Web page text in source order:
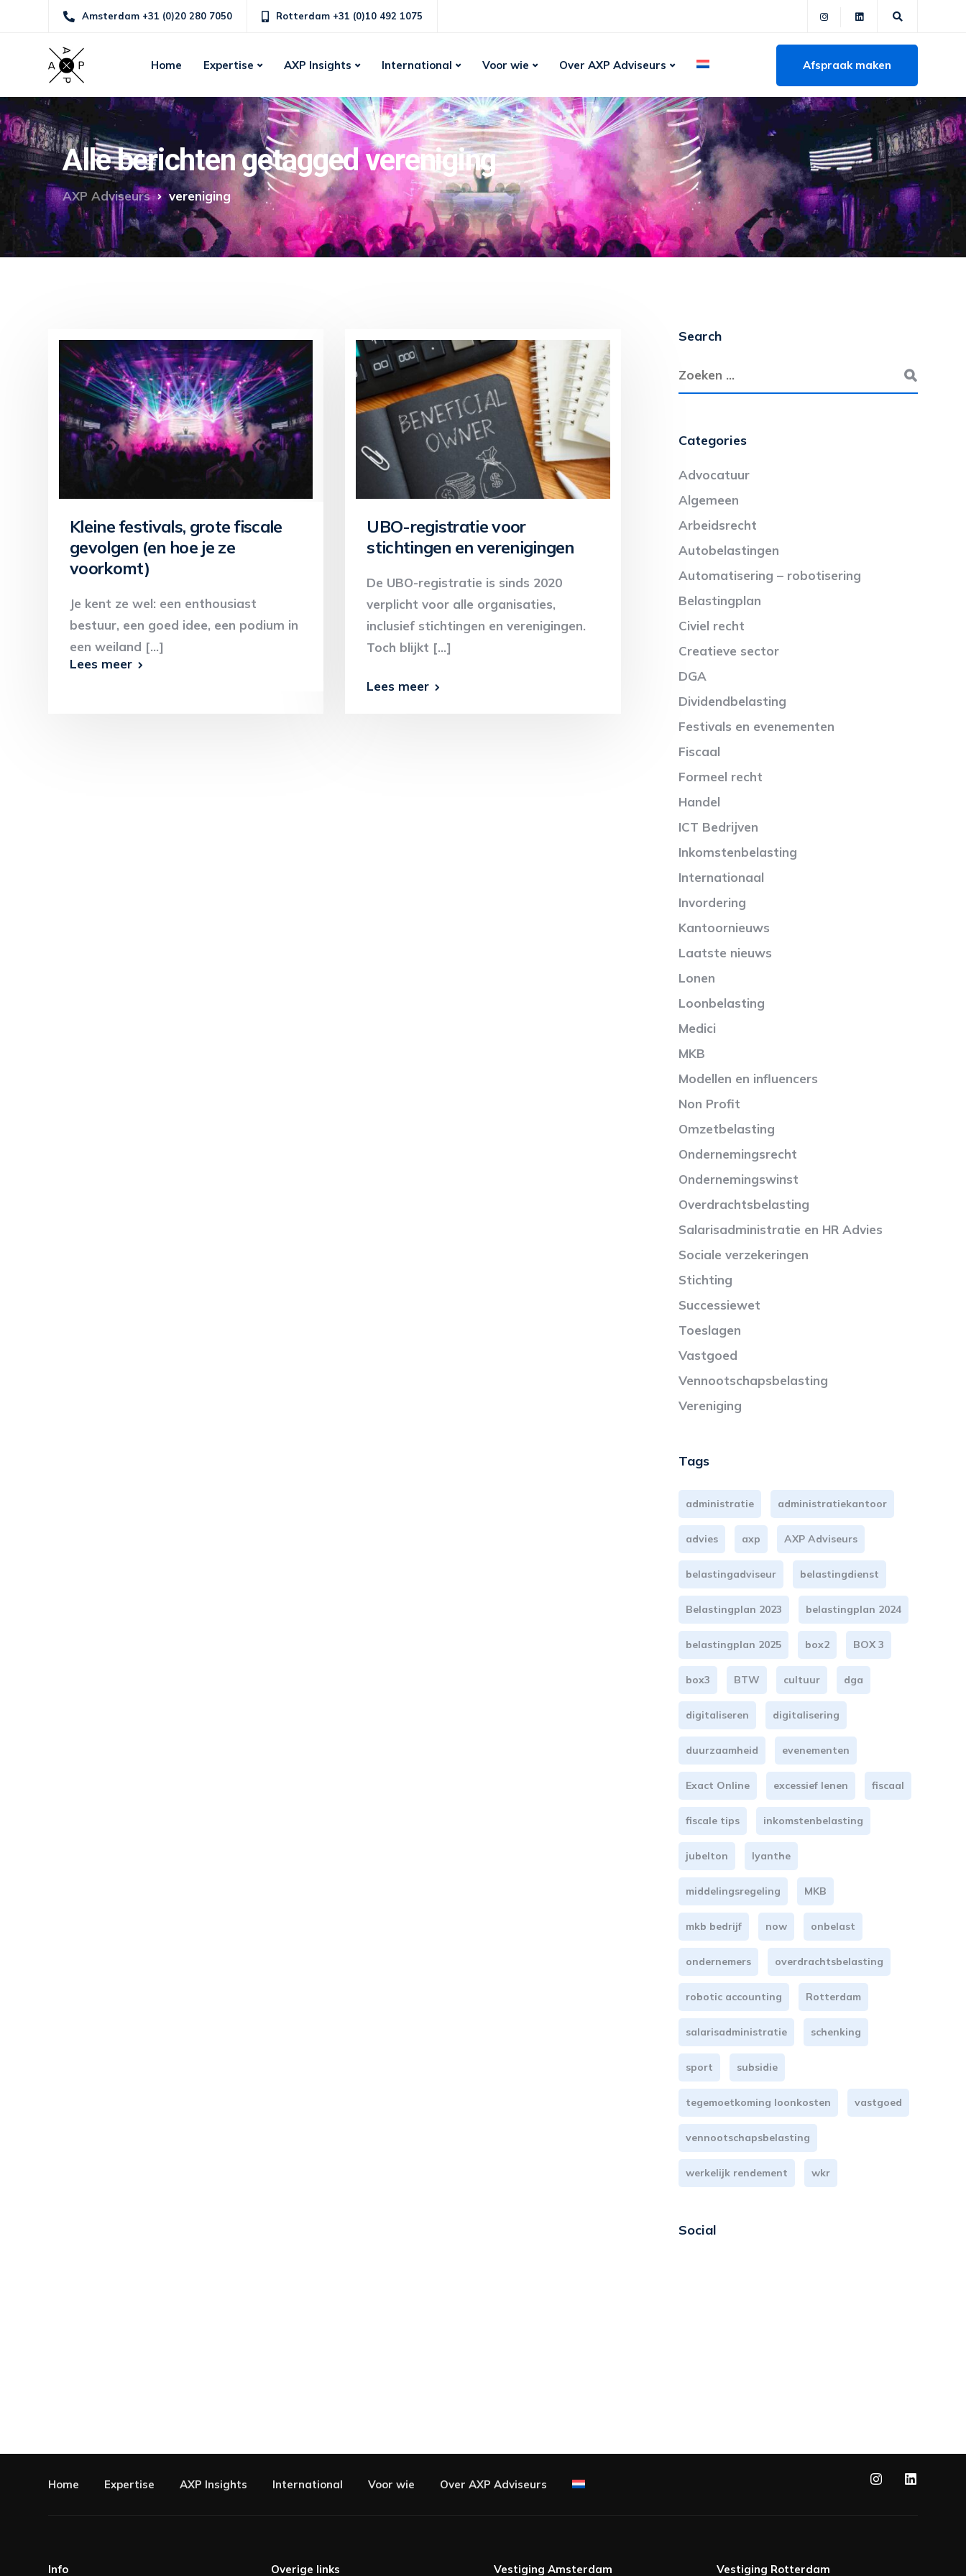
Amsterdam +31 (0)20 280 7050 Rotterdam +31 (0)10 492 1075
Home Expertise AXP Insights International Voor wie Over AXP Adviseurs Afspraak maken
Alle berichten getagged vereniging
AXP Adviseurs vereniging
Kleine festivals, grote fiscale
gevolgen (en hoe je ze
voorkomt)
Je kent ze wel: een enthousiast
bestuur, een goed idee, een podium in
een weiland [...]
Lees meer
UBO-registratie voor
stichtingen en verenigingen
De UBO-registratie is sinds 2020
verplicht voor alle organisaties,
inclusief stichtingen en verenigingen.
Toch blijkt […]
Lees meer
Search
Categories
Advocatuur
Algemeen
Arbeidsrecht
Autobelastingen
Automatisering – robotisering
Belastingplan
Civiel recht
Creatieve sector
DGA
Dividendbelasting
Festivals en evenementen
Fiscaal
Formeel recht
Handel
ICT Bedrijven
Inkomstenbelasting
Internationaal
Invordering
Kantoornieuws
Laatste nieuws
Lonen
Loonbelasting
Medici
MKB
Modellen en influencers
Non Profit
Omzetbelasting
Ondernemingsrecht
Ondernemingswinst
Overdrachtsbelasting
Salarisadministratie en HR Advies
Sociale verzekeringen
Stichting
Successiewet
Toeslagen
Vastgoed
Vennootschapsbelasting
Vereniging
Tags
administratie administratiekantoor
advies axp AXP Adviseurs
belastingadviseur belastingdienst
Belastingplan 2023 belastingplan 2024
belastingplan 2025 box2 BOX 3
box3 BTW cultuur dga
digitaliseren digitalisering
duurzaamheid evenementen
Exact Online excessief lenen fiscaal
fiscale tips inkomstenbelasting
jubelton lyanthe
middelingsregeling MKB
mkb bedrijf now onbelast
ondernemers overdrachtsbelasting
robotic accounting Rotterdam
salarisadministratie schenking
sport subsidie
tegemoetkoming loonkosten vastgoed
vennootschapsbelasting
werkelijk rendement wkr
Social
Home Expertise AXP Insights International Voor wie Over AXP Adviseurs
Info Overige links Vestiging Amsterdam Vestiging Rotterdam